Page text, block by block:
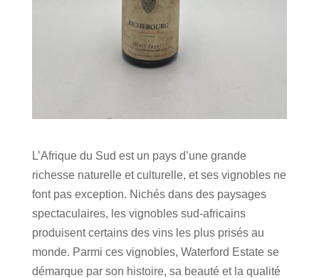
L’Afrique du Sud est un pays d’une grande
richesse naturelle et culturelle, et ses vignobles ne
font pas exception. Nichés dans des paysages
spectaculaires, les vignobles sud-africains
produisent certains des vins les plus prisés au
monde. Parmi ces vignobles, Waterford Estate se
démarque par son histoire, sa beauté et la qualité